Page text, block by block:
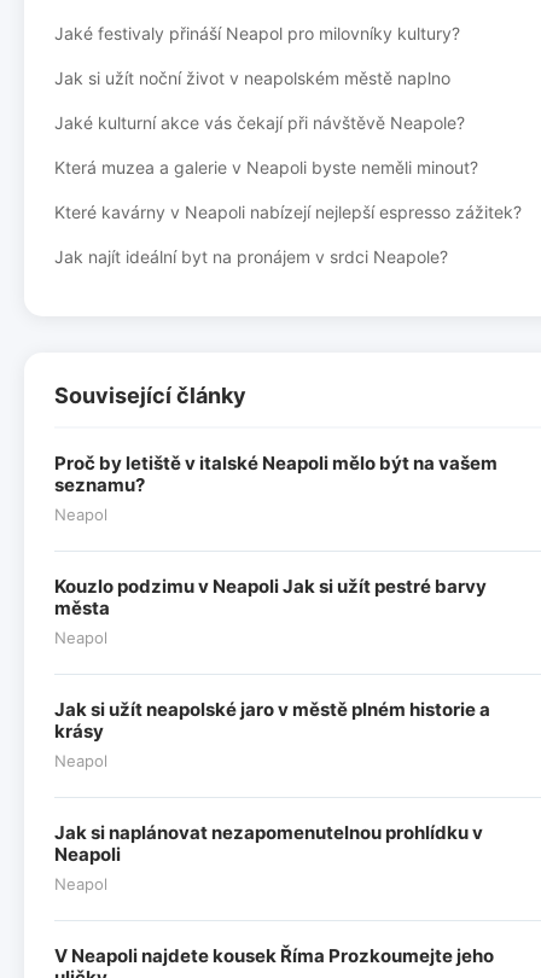
Jaké festivaly přináší Neapol pro milovníky kultury?
Jak si užít noční život v neapolském městě naplno
Jaké kulturní akce vás čekají při návštěvě Neapole?
Která muzea a galerie v Neapoli byste neměli minout?
Které kavárny v Neapoli nabízejí nejlepší espresso zážitek?
Jak najít ideální byt na pronájem v srdci Neapole?
Související články
Proč by letiště v italské Neapoli mělo být na vašem
seznamu?
Neapol
Kouzlo podzimu v Neapoli Jak si užít pestré barvy
města
Neapol
Jak si užít neapolské jaro v městě plném historie a
krásy
Neapol
Jak si naplánovat nezapomenutelnou prohlídku v
Neapoli
Neapol
V Neapoli najdete kousek Říma Prozkoumejte jeho